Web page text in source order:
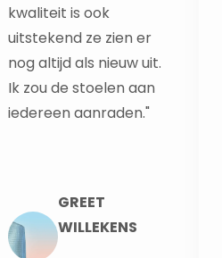
kwaliteit is ook
uitstekend ze zien er
nog altijd als nieuw uit.
Ik zou de stoelen aan
iedereen aanraden."
GREET
WILLEKENS